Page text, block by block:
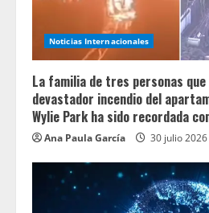
Noticias Internacionales
La familia de tres personas
devastador incendio del
Wylie Park ha sido recordada
Ana Paula García 30 julio 2026